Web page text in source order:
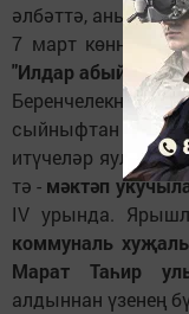
әлбәттә, аны әнә
7 март көнне
"Илдар абый
Беренчелекне -
сыйныфтан соң
итүчеләр яулады,
тә - мәктәп
IV урында.
коммуналь
Марат Таһир
алдыннан үзенең